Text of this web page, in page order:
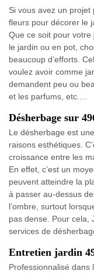
Si vous avez un
fleurs pour décorer le
Que ce soit pour
le jardin ou en pot,
beaucoup d’efforts.
voulez avoir comme
demandent peu ou
et les parfums, etc.…
Désherbage sur
Le désherbage est
raisons esthétiques.
croissance entre les
En effet, c’est un
peuvent atteindre la
à passer au-dessus
l’ombre, surtout
pas dense. Pour cela,
services de
Entretien jardin
Professionnalisé dans